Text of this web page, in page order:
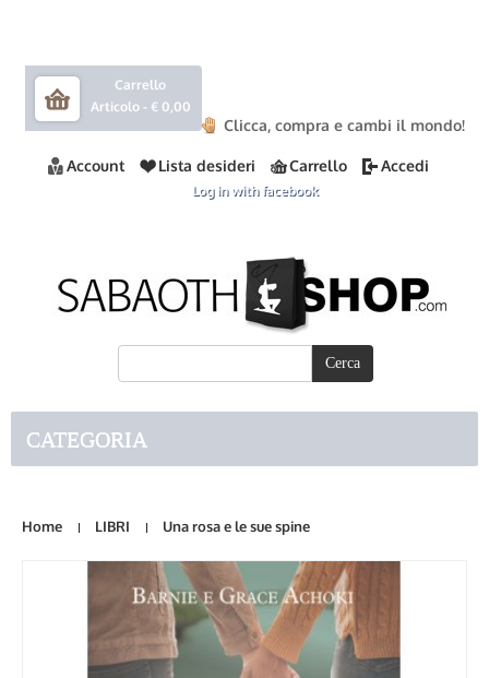
Carrello
Articolo - € 0,00
Clicca, compra e cambi il mondo!
Account Lista desideri Carrello Accedi
Log in with facebook
CATEGORIA
Home LIBRI Una rosa e le sue spine